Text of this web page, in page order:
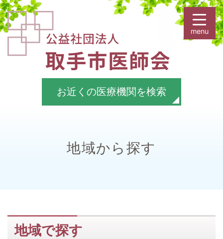
お近くの医療機関を検索
地域から探す
地域で探す